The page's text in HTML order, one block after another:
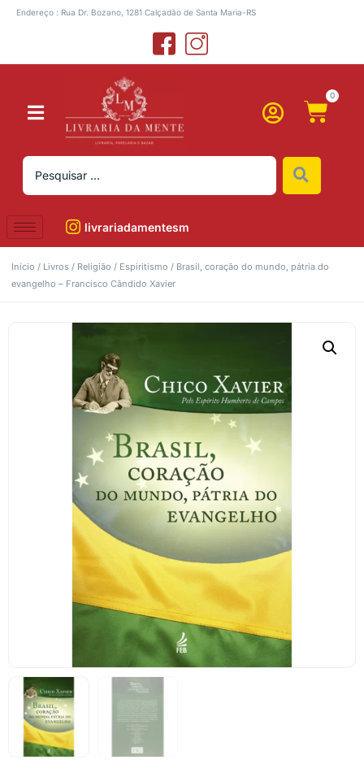
Endereço : Rua Dr. Bozano, 1281 Calçadão de Santa Maria-RS
0
livrariadamentesm
Início / Livros / Religião / Espiritismo / Brasil, coração do mundo, pátria do
evangelho – Francisco Cândido Xavier